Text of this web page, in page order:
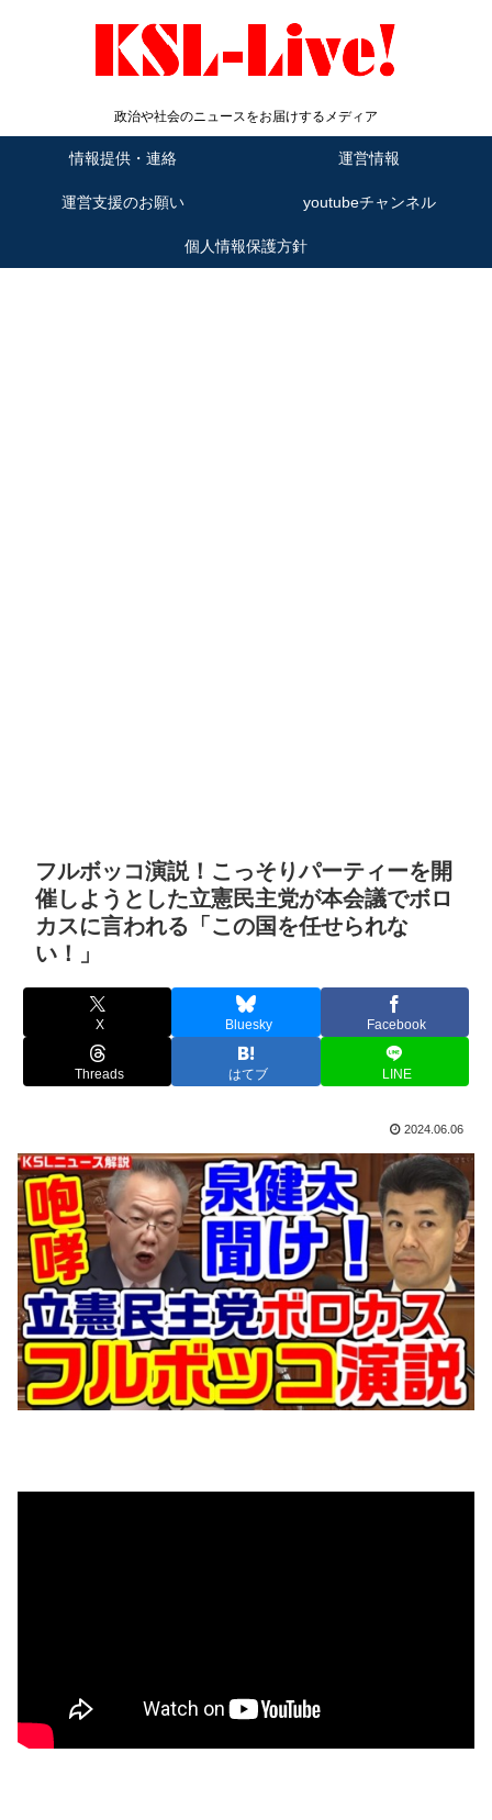
政治や社会のニュースをお届けするメディア
情報提供・連絡 運営情報
運営支援のお願い youtubeチャンネル
個人情報保護方針
フルボッコ演説！こっそりパーティーを開
催しようとした立憲民主党が本会議でボロ
カスに言われる「この国を任せられな
い！」
X Bluesky Facebook
Threads はてブ LINE
2024.06.06